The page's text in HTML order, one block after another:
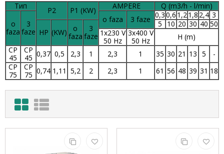
Тип P2 P1 (KW) AMPERE
Q (m3/h - l/min)
o
faza
3
faze
o faza 3 faze 0,30,6 1,2 1,8 2,4 3
HP (KW)
o
faza
3
faze
5 10 20 30 40 50
1x230 V
50 Hz
3x400 V
50 Hz
H (m)
CP
45
CP
45 0,37 0,5 2,3 1 2,3 1 35 30 21 13 5
-
CP
75
CP
75 0,74 1,11 5,2 2 2,3 1 61 56 48 39 31 18